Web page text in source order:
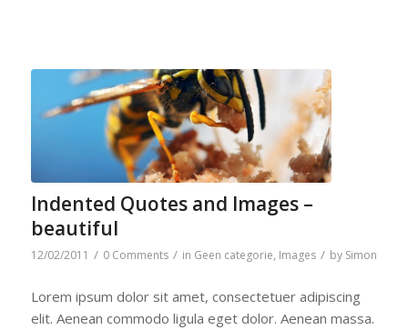
Indented Quotes and Images –
beautiful
12/02/2011 / 0 Comments / in Geen categorie, Images / by Simon
Lorem ipsum dolor sit amet, consectetuer adipiscing
elit. Aenean commodo ligula eget dolor. Aenean massa.